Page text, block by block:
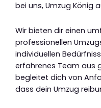
bei uns, Umzug König
Wir bieten dir einen
professionellen
individuellen
erfahrenes Team aus
begleitet dich von
dass dein Umzug